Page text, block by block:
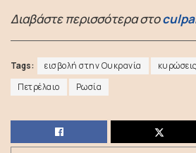
Διαβάστε περισσότερα στο
Tags: εισβολή στην Ουκρανία κυρώσεις
Πετρέλαιο
Ρωσία